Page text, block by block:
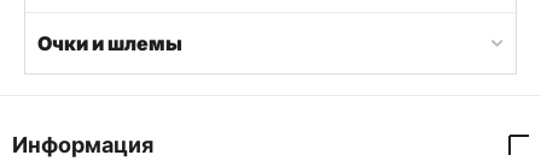
Очки и шлемы
Информация